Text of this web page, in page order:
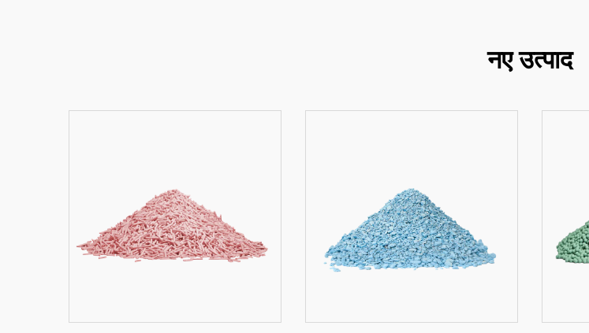
नए उत्पाद